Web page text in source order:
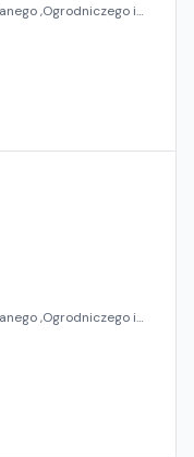
,Ogrodniczego i
,Ogrodniczego i